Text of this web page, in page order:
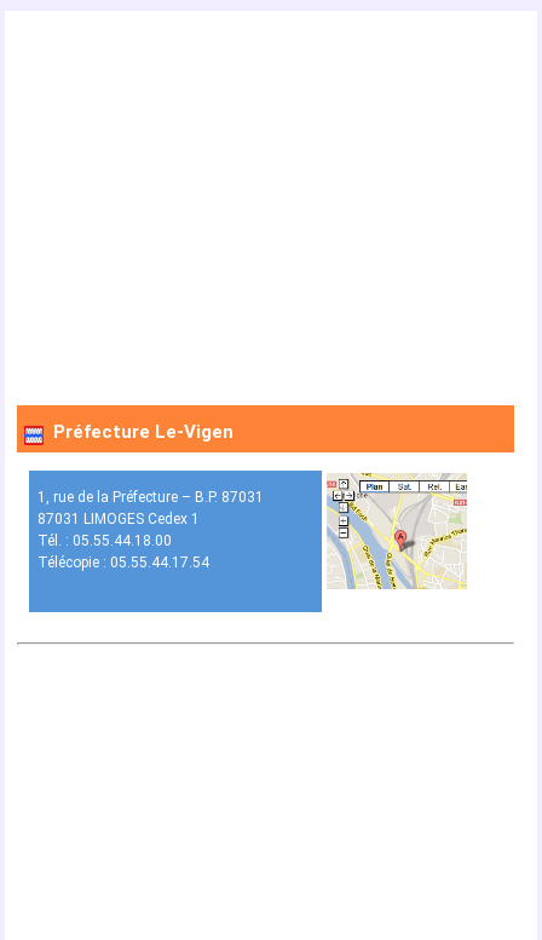
Préfecture Le-Vigen
1, rue de la Préfecture – B.P. 87031
87031 LIMOGES Cedex 1
Tél. : 05.55.44.18.00
Télécopie : 05.55.44.17.54